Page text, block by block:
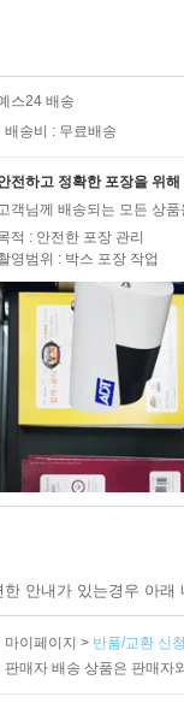
스24 배송
배송비 : 무료배송
전하고 정확한 포장을 위
객님께 배송되는 모든 상
적 : 안전한 포장 관리
영범위 : 박스 포장 작업
안내가 있는경우 아
마이페이지 > 반품/교환 신
판매자 배송 상품은 판매자